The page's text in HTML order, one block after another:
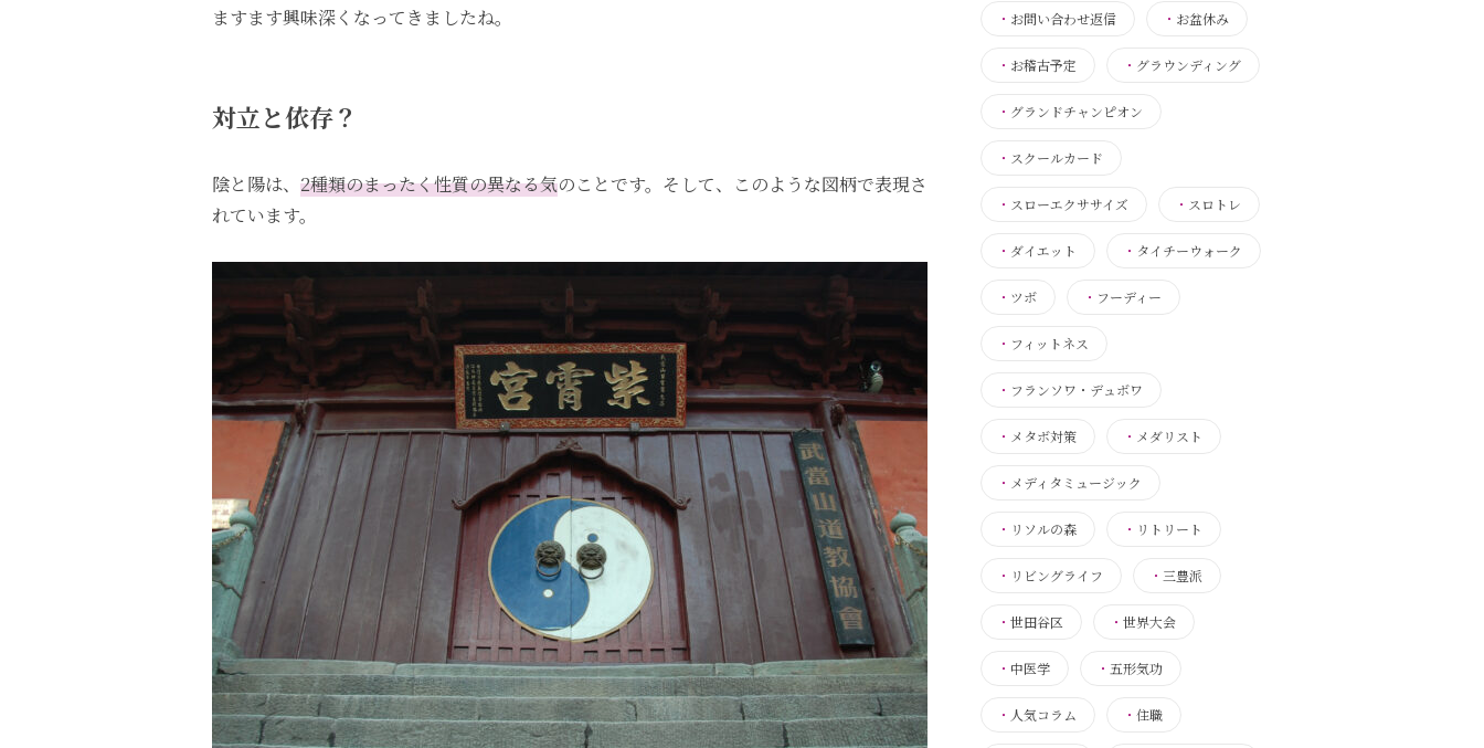
ますます興味深くなってきましたね。
対立と依存？
陰と陽は、 2種類のまったく性質の異なる気のことです。そして、このような図柄で表現さ
れています。
・ お問い合わせ返信 ・ お盆休み
・ お稽古予定 ・ グラウンディング
・ グランドチャンピオン
・ スクールカード
・ スローエクササイズ ・ スロトレ
・ ダイエット ・ タイチーウォーク
・ ツボ ・ フーディー
・ フィットネス
・ フランソワ・デュボワ
・ メタボ対策 ・ メダリスト
・ メディタミュージック
・ リソルの森 ・ リトリート
・ リビングライフ ・ 三豊派
・ 世田谷区 ・ 世界大会
・ 中医学 ・ 五形気功
・ 人気コラム ・ 住職